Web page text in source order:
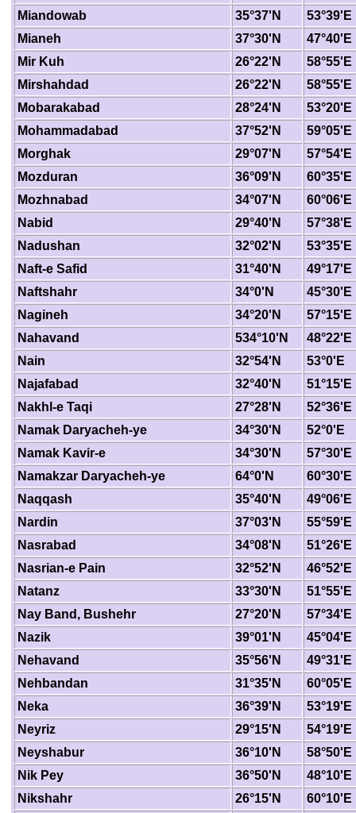
Miandowab
35°37'N
53°39'E
Mianeh
37°30'N
47°40'E
Mir Kuh
26°22'N
58°55'E
Mirshahdad
26°22'N
58°55'E
Mobarakabad
28°24'N
53°20'E
Mohammadabad
37°52'N
59°05'E
Morghak
29°07'N
57°54'E
Mozduran
36°09'N
60°35'E
Mozhnabad
34°07'N
60°06'E
Nabid
29°40'N
57°38'E
Nadushan
32°02'N
53°35'E
Naft-e Safid
31°40'N
49°17'E
Naftshahr
34°0'N
45°30'E
Nagineh
34°20'N
57°15'E
Nahavand
534°10'N
48°22'E
Nain
32°54'N
53°0'E
Najafabad
32°40'N
51°15'E
Nakhl-e Taqi
27°28'N
52°36'E
Namak Daryacheh-ye
34°30'N
52°0'E
Namak Kavir-e
34°30'N
57°30'E
Namakzar Daryacheh-ye
64°0'N
60°30'E
Naqqash
35°40'N
49°06'E
Nardin
37°03'N
55°59'E
Nasrabad
34°08'N
51°26'E
Nasrian-e Pain
32°52'N
46°52'E
Natanz
33°30'N
51°55'E
Nay Band, Bushehr
27°20'N
57°34'E
Nazik
39°01'N
45°04'E
Nehavand
35°56'N
49°31'E
Nehbandan
31°35'N
60°05'E
Neka
36°39'N
53°19'E
Neyriz
29°15'N
54°19'E
Neyshabur
36°10'N
58°50'E
Nik Pey
36°50'N
48°10'E
Nikshahr
26°15'N
60°10'E